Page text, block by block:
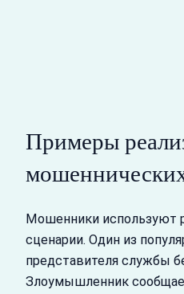
Примеры
Мошенники используют
сценарии. Один из
представителя службы
Злоумышленник